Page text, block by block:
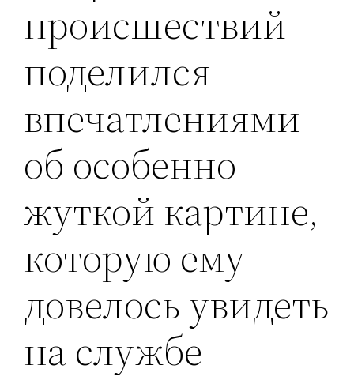
происшествий
поделился
впечатлениями
об особенно
жуткой картине,
которую ему
довелось увидеть
на службе